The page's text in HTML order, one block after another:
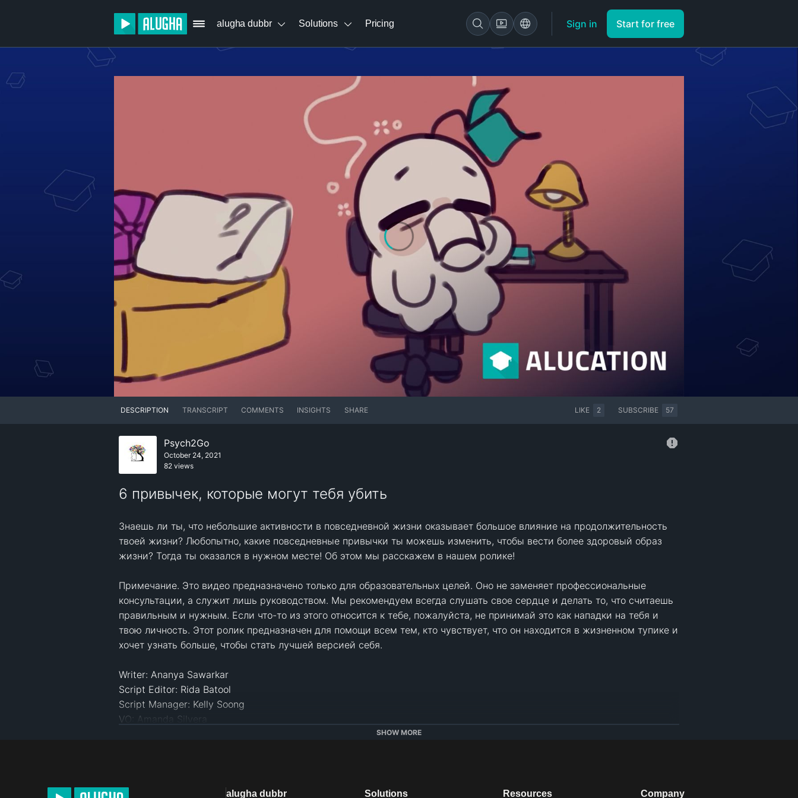
alugha dubbr Solutions Pricing Sign in Start for free
DESCRIPTION TRANSCRIPT COMMENTS INSIGHTS SHARE LIKE 2 SUBSCRIBE 57
Psych2Go
October 24, 2021
82 views
6 привычек, которые могут тебя убить
Знаешь ли ты, что небольшие активности в повседневной жизни оказывает большое влияние на продолжительность
твоей жизни? Любопытно, какие повседневные привычки ты можешь изменить, чтобы вести более здоровый образ
жизни? Тогда ты оказался в нужном месте! Об этом мы расскажем в нашем ролике!
Примечание. Это видео предназначено только для образовательных целей. Оно не заменяет профессиональные
консультации, а служит лишь руководством. Мы рекомендуем всегда слушать свое сердце и делать то, что считаешь
правильным и нужным. Если что-то из этого относится к тебе, пожалуйста, не принимай это как нападки на тебя и
твою личность. Этот ролик предназначен для помощи всем тем, кто чувствует, что он находится в жизненном тупике и
хочет узнать больше, чтобы стать лучшей версией себя.
Writer: Ananya Sawarkar
Script Editor: Rida Batool
Script Manager: Kelly Soong
VO: Amanda Silvera
SHOW MORE
alugha dubbr Solutions Resources Company